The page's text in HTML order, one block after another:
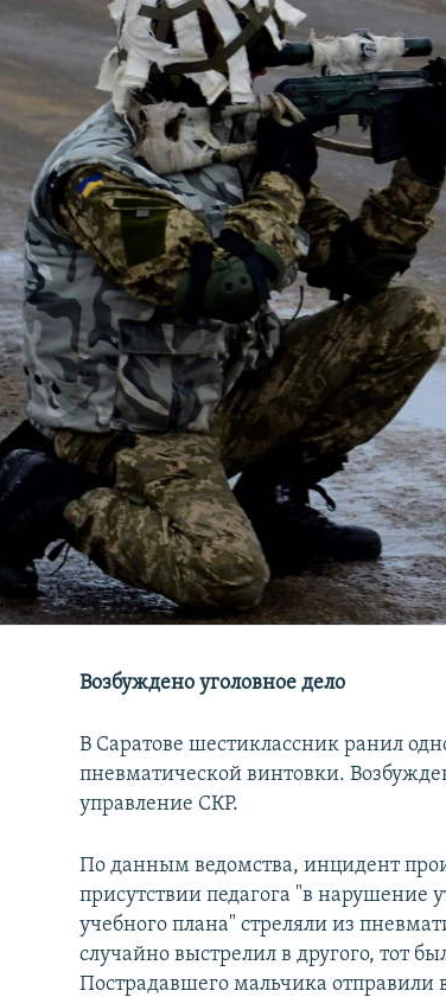
Возбуждено уголовное дело
В Саратове шестиклассник ранил
пневматической винтовки.
управление СКР.
По данным ведомства, инцидент
присутствии педагога "в
учебного плана" стреляли из
случайно выстрелил в другого, тот
Пострадавшего мальчика отправили